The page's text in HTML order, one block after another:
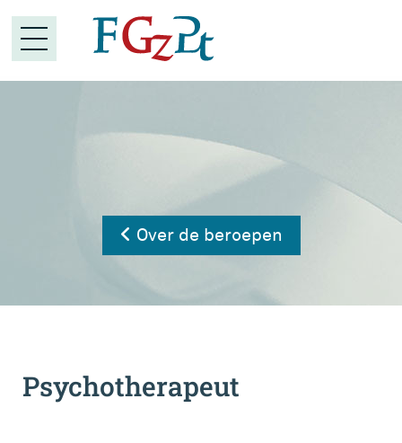
Over de beroepen
Psychotherapeut